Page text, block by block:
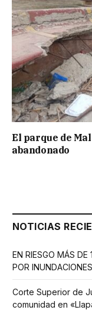
El parque de
abandonado
NOTICIAS
EN RIESGO MÁS DE
POR INUNDACIONES
Corte Superior de
comunidad en